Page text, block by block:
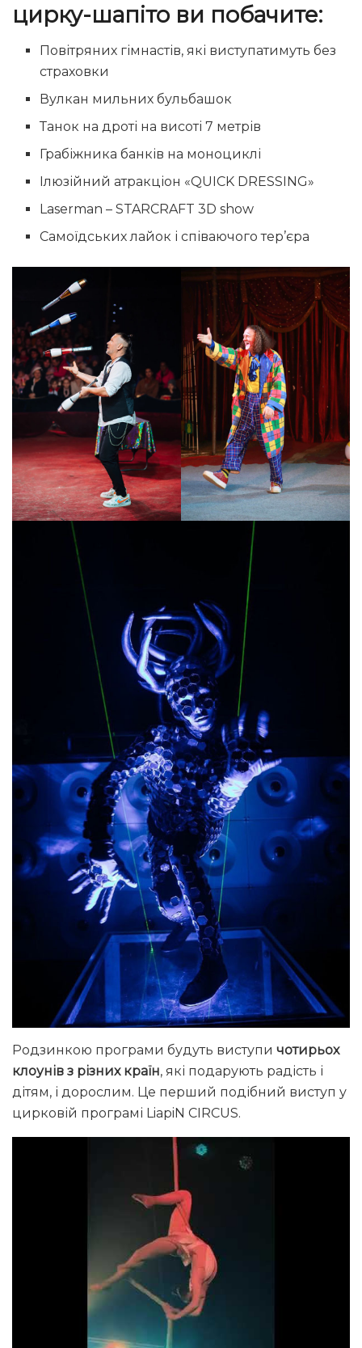
цирку-шапіто ви побачите:
Повітряних гімнастів, які виступатимуть без
страховки
Вулкан мильних бульбашок
Танок на дроті на висоті 7 метрів
Грабіжника банків на моноциклі
Ілюзійний атракціон «QUICK DRESSING»
Laserman – STARCRAFT 3D show
Самоїдських лайок і співаючого тер’єра
Родзинкою програми будуть виступи чотирьох
клоунів з різних країн, які подарують радість і
дітям, і дорослим. Це перший подібний виступ у
цирковій програмі LiapiN CIRCUS.